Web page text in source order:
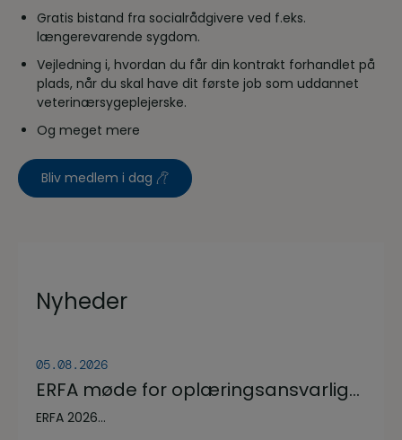
Gratis bistand fra socialrådgivere ved f.eks.
længerevarende sygdom.
Vejledning i, hvordan du får din kontrakt forhandlet på
plads, når du skal have dit første job som uddannet
veterinærsygeplejerske.
Og meget mere
Bliv medlem i dag
Nyheder
05.08.2026
ERFA møde for oplæringsansvarlige
på veterinærsygeplejerske
ERFA 2026...